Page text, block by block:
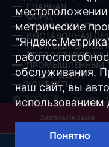
ЗАЯВКА НА ЗАЙМ
ГЛАВНАЯ
ФОНД
ЗАЙМЫ/ ГРАНТЫ
ВЫСТАВОЧНАЯ
ПРОМЫШЛЕННЫЕ
ПРОМЫШЛЕННЫЙ
ПРЕСС-ЦЕНТР
КОНТАКТЫ
© 2026. Все права
Разработка -
метрические
обслуживания.
наш сайт, вы
использованием
Понятно